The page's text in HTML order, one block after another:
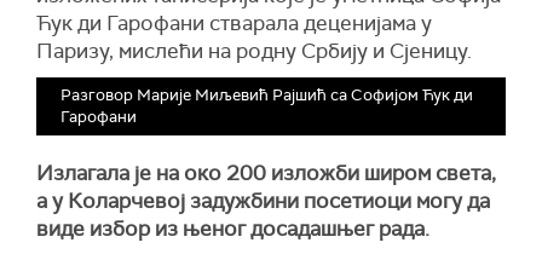
Ћук ди Гарофани стварала деценијама у
Паризу, мислећи на родну Србију и Сјеницу.
Разговор Марије Миљевић Рајшић са Софијом Ћук ди
Гарофани
Излагала је на око 200 изложби широм света,
а у Коларчевој задужбини посетиоци могу да
виде избор из њеног досадашњег рада.